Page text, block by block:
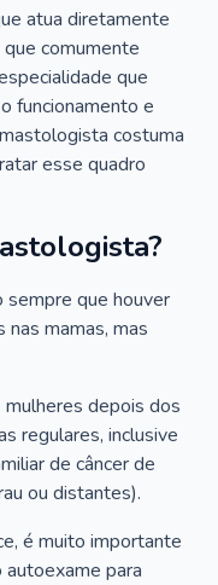
atua diretamente
comumente
que
funcionamento e
costuma
esse quadro
que houver
mamas, mas
depois dos
regulares, inclusive
de câncer de
ou distantes).
é muito importante
autoexame para